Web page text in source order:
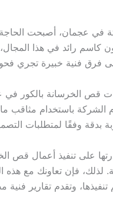
في عجمان، أصبحت
كاسم رائد في هذا
فرق فنية خبيرة تجري
الخرسانة بالكور في
باستخدام مثاقب
بدقة وفقًا لمتطلبات
على تنفيذ أعمال قص
لذلك، فإن تعاونك مع
وتقدم تقارير